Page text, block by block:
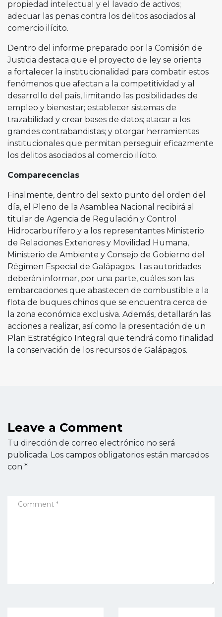
propiedad intelectual y el lavado de activos;
adecuar las penas contra los delitos asociados al
comercio ilícito.
Dentro del informe preparado por la Comisión de
Justicia destaca que el proyecto de ley se orienta
a fortalecer la institucionalidad para combatir estos
fenómenos que afectan a la competitividad y al
desarrollo del país, limitando las posibilidades de
empleo y bienestar; establecer sistemas de
trazabilidad y crear bases de datos; atacar a los
grandes contrabandistas; y otorgar herramientas
institucionales que permitan perseguir eficazmente
los delitos asociados al comercio ilícito.
Comparecencias
Finalmente, dentro del sexto punto del orden del
día, el Pleno de la Asamblea Nacional recibirá al
titular de Agencia de Regulación y Control
Hidrocarburífero y a los representantes Ministerio
de Relaciones Exteriores y Movilidad Humana,
Ministerio de Ambiente y Consejo de Gobierno del
Régimen Especial de Galápagos. Las autoridades
deberán informar, por una parte, cuáles son las
embarcaciones que abastecen de combustible a la
flota de buques chinos que se encuentra cerca de
la zona económica exclusiva. Además, detallarán las
acciones a realizar, así como la presentación de un
Plan Estratégico Integral que tendrá como finalidad
la conservación de los recursos de Galápagos.
Leave a Comment
Tu dirección de correo electrónico no será
publicada. Los campos obligatorios están marcados
con *